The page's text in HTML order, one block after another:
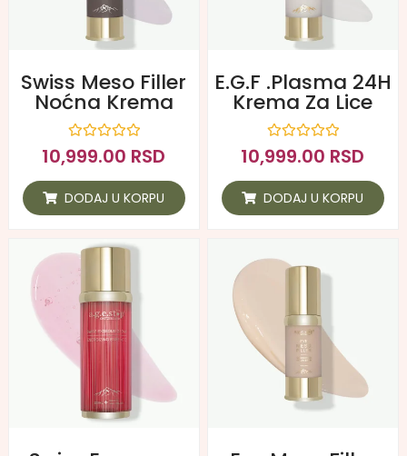
Swiss Meso Filler
Noćna Krema
Ocenjeno
sa
5
10,999.00 RSD
DODAJ U KORPU
E.G.F .Plasma 24H
Krema Za Lice
Ocenjeno
sa
5
10,999.00 RSD
DODAJ U KORPU